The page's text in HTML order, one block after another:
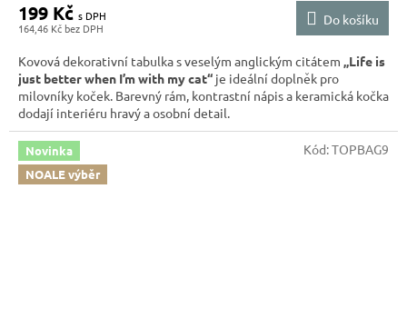
164,46 Kč
199 Kč Do košíku
Kovová dekorativní tabulka s veselým anglickým citátem „Life is
just better when I’m with my cat“ je ideální doplněk pro
milovníky koček. Barevný rám, kontrastní nápis a keramická kočka
dodají interiéru hravý a osobní detail.
Novinka
NOALE výběr
Kód:TOPBAG9